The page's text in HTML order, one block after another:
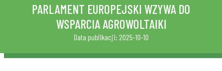
PARLAMENT EUROPEJSKI WZYWA DO
WSPARCIA AGROWOLTAIKI
Data publikacji: 2025-10-10